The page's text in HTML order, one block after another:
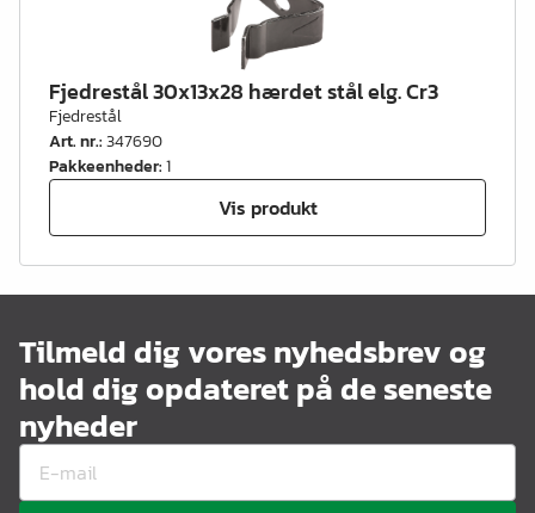
Fjedrestål 30x13x28 hærdet stål elg. Cr3
Fjedrestål
Art. nr.:347690
Pakkeenheder:1
Vis produkt
Tilmeld dig vores nyhedsbrev og
hold dig opdateret på de seneste
nyheder